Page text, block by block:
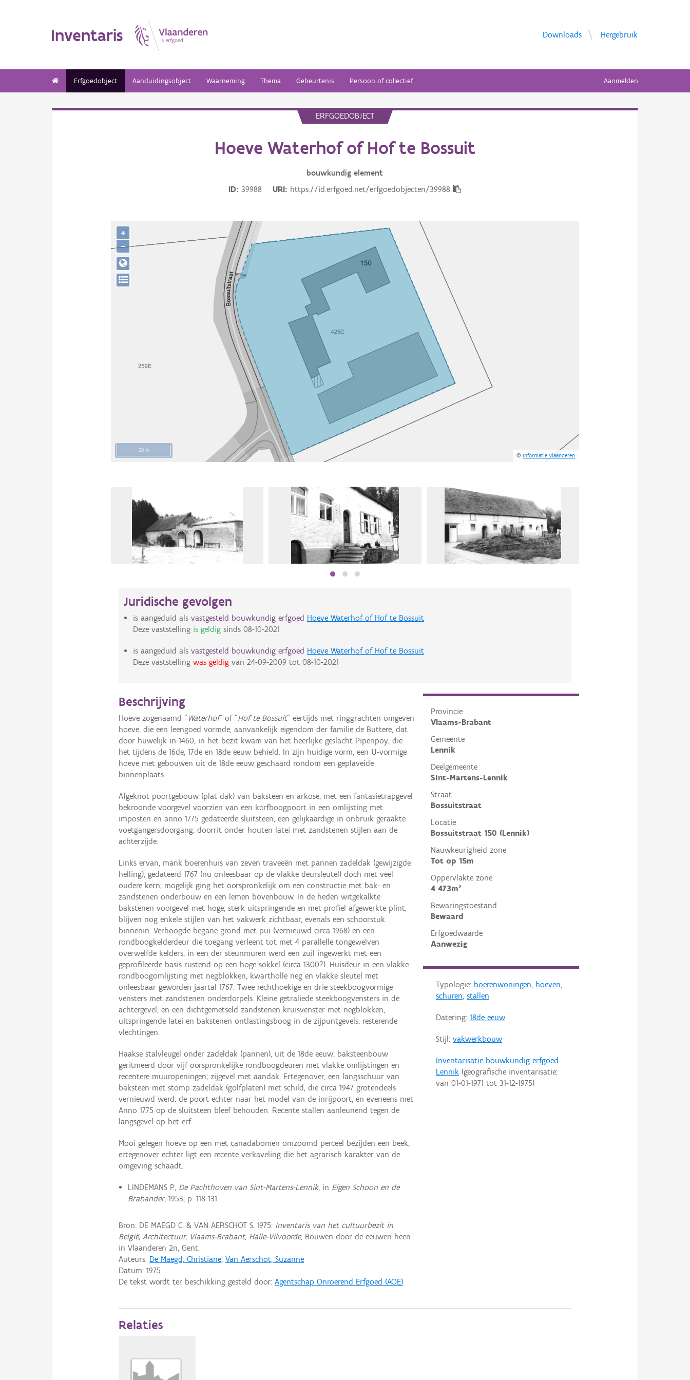
Inventaris Downloads Hergebruik
Erfgoedobject Aanduidingsobject Waarneming Thema Gebeurtenis Persoon of collectief Aanmelden
ERFGOEDOBJECT
Hoeve Waterhof of Hof te Bossuit
bouwkundig element
ID
39988 URI https://id.erfgoed.net/erfgoedobjecten/39988
20 m
©Informatie Vlaanderen
+
−
Juridische gevolgen
is aangeduid als vastgesteld bouwkundig erfgoed Hoeve Waterhof of Hof te Bossuit
Deze vaststelling is geldigsinds 08-10-2021
is aangeduid als vastgesteld bouwkundig erfgoed Hoeve Waterhof of Hof te Bossuit
Deze vaststelling was geldigvan 24-09-2009 tot 08-10-2021
Provincie
Vlaams-Brabant
Gemeente
Lennik
Deelgemeente
Sint-Martens-Lennik
Straat
Bossuitstraat
Locatie
Bossuitstraat 150 (Lennik)
Nauwkeurigheid zone
Tot op 15m
Oppervlakte zone
4 473m²
Bewaringstoestand
Bewaard
Erfgoedwaarde
Aanwezig
Typologie: boerenwoningen, hoeven,
schuren, stallen
Datering: 18de eeuw
Stijl: vakwerkbouw
Inventarisatie bouwkundig erfgoed
Lennik(geografische inventarisatie:
van 01-01-1971 tot 31-12-1975)
Beschrijving
Hoeve zogenaamd "Waterhof" of "Hof te Bossuit" eertijds met ringgrachten omgeven
hoeve, die een leengoed vormde, aanvankelijk eigendom der familie de Buttere, dat
door huwelijk in 1460, in het bezit kwam van het heerlijke geslacht Pipenpoy, die
het tijdens de 16de, 17de en 18de eeuw behield. In zijn huidige vorm, een U-vormige
hoeve met gebouwen uit de 18de eeuw geschaard rondom een geplaveide
binnenplaats.
Afgeknot poortgebouw (plat dak) van baksteen en arkose; met een fantasietrapgevel
bekroonde voorgevel voorzien van een korfboogpoort in een omlijsting met
imposten en anno 1775 gedateerde sluitsteen, een gelijkaardige in onbruik geraakte
voetgangersdoorgang; doorrit onder houten latei met zandstenen stijlen aan de
achterzijde.
Links ervan, mank boerenhuis van zeven traveeën met pannen zadeldak (gewijzigde
helling), gedateerd 1767 (nu onleesbaar op de vlakke deursleutel) doch met veel
oudere kern; mogelijk ging het oorspronkelijk om een constructie met bak- en
zandstenen onderbouw en een lemen bovenbouw. In de heden witgekalkte
bakstenen voorgevel met hoge, sterk uitspringende en met profiel afgewerkte plint,
blijven nog enkele stijlen van het vakwerk zichtbaar, evenals een schoorstuk
binnenin. Verhoogde begane grond met pui (vernieuwd circa 1968) en een
rondboogkelderdeur die toegang verleent tot met 4 parallelle tongewelven
overwelfde kelders; in een der steunmuren werd een zuil ingewerkt met een
geprofileerde basis rustend op een hoge sokkel (circa 1300?). Huisdeur in een vlakke
rondboogomlijsting met negblokken, kwartholle neg en vlakke sleutel met
onleesbaar geworden jaartal 1767. Twee rechthoekige en drie steekboogvormige
vensters met zandstenen onderdorpels. Kleine getraliede steekboogvensters in de
achtergevel, en een dichtgemetseld zandstenen kruisvenster met negblokken,
uitspringende latei en bakstenen ontlastingsboog in de zijpuntgevels; resterende
vlechtingen.
Haakse stalvleugel onder zadeldak (pannen), uit de 18de eeuw; baksteenbouw
geritmeerd door vijf oorspronkelijke rondboogdeuren met vlakke omlijstingen en
recentere muuropeningen; zijgevel met aandak. Ertegenover, een langsschuur van
baksteen met stomp zadeldak (golfplaten) met schild, die circa 1947 grotendeels
vernieuwd werd; de poort echter naar het model van de inrijpoort, en eveneens met
Anno 1775 op de sluitsteen bleef behouden. Recente stallen aanleunend tegen de
langsgevel op het erf.
Mooi gelegen hoeve op een met canadabomen omzoomd perceel bezijden een beek;
ertegenover echter ligt een recente verkaveling die het agrarisch karakter van de
omgeving schaadt.
LINDEMANS P., De Pachthoven van Sint-Martens-Lennik, in Eigen Schoon en de
Brabander, 1953, p. 118-131.
Bron: DE MAEGD C. & VAN AERSCHOT S. 1975: Inventaris van het cultuurbezit in
België, Architectuur, Vlaams-Brabant, Halle-Vilvoorde, Bouwen door de eeuwen heen
in Vlaanderen 2n, Gent.
Auteurs: De Maegd, Christiane;Van Aerschot, Suzanne
Datum:1975
De tekst wordt ter beschikking gesteld door:Agentschap Onroerend Erfgoed (AOE)
Relaties